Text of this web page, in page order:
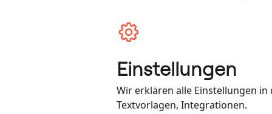
Einstellungen
Wir erklären alle Einstellungen
Textvorlagen, Integrationen.